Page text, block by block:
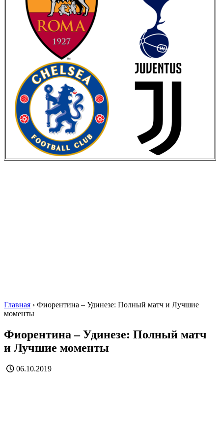
Главная ›Фиорентина – Удинезе: Полный матч и Лучшие
моменты